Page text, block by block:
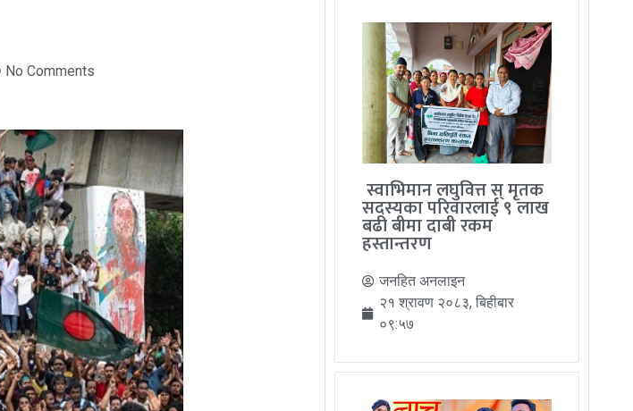
No Comments
स्वाभिमान लघुवित्त स् मृतक
सदस्यका परिवारलाई ९ लाख
बढी बीमा दाबी रकम
हस्तान्तरण
जनहित अनलाइन
२१ श्रावण २०८३, बिहीबार
०९:५७